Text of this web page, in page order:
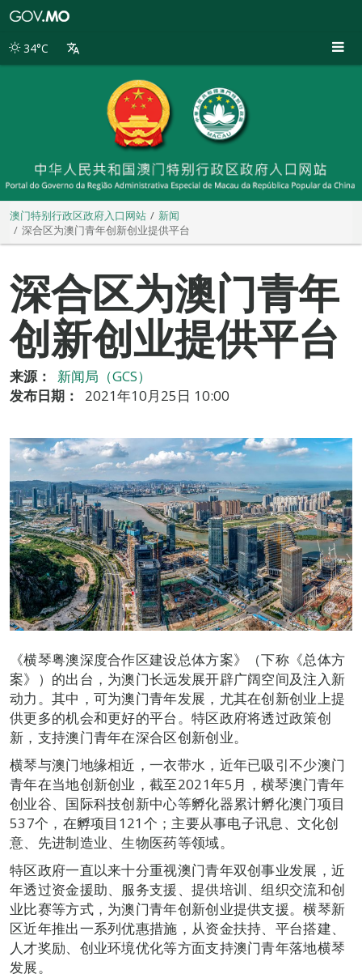
别
34°C
澳门特别行政区政府入口网站
新闻
深合区为澳门青年创新创业提供平台
深合区为澳门青年
创新创业提供平台
来源：
新闻局（GCS）
发布日期：
2021年10月25日 10:00
《横琴粤澳深度合作区建设总体方案》（下称《总体方
案》）的出台，为澳门长远发展开辟广阔空间及注入新
动力。其中，可为澳门青年发展，尤其在创新创业上提
供更多的机会和更好的平台。特区政府将透过政策创
新，支持澳门青年在深合区创新创业。
横琴与澳门地缘相近，一衣带水，近年已吸引不少澳门
青年在当地创新创业，截至2021年5月，横琴澳门青年
创业谷、国际科技创新中心等孵化器累计孵化澳门项目
537个，在孵项目121个；主要从事电子讯息、文化创
意、先进制造业、生物医药等领域。
特区政府一直以来十分重视澳门青年双创事业发展，近
年透过资金援助、服务支援、提供培训、组织交流和创
业比赛等方式，为澳门青年创新创业提供支援。横琴新
区近年推出一系列优惠措施，从资金扶持、平台搭建、
人才奖励、创业环境优化等方面支持澳门青年落地横琴
发展。